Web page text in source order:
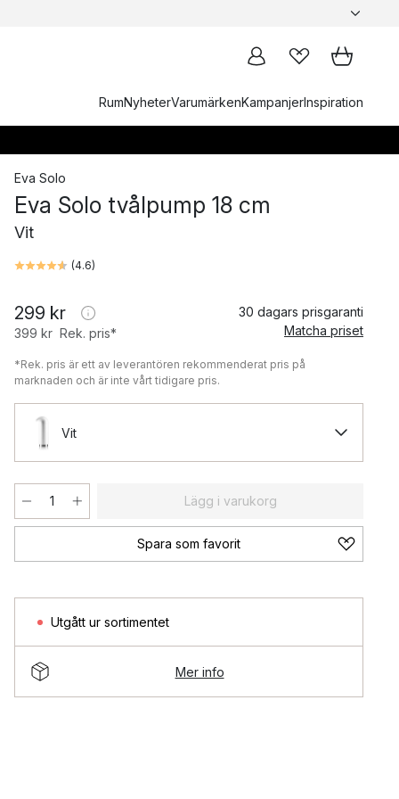
RumNyheterVarumärkenKampanjerInspiration
Eva Solo
Eva Solo tvålpump 18 cm
Vit
(4.6)
299 kr
399 kr Rek. pris*
30 dagars prisgaranti
Matcha priset
*Rek. pris är ett av leverantören rekommenderat pris på
marknaden och är inte vårt tidigare pris.
Vit
Lägg i varukorg
Spara som favorit
Utgått ur sortimentet
Mer info